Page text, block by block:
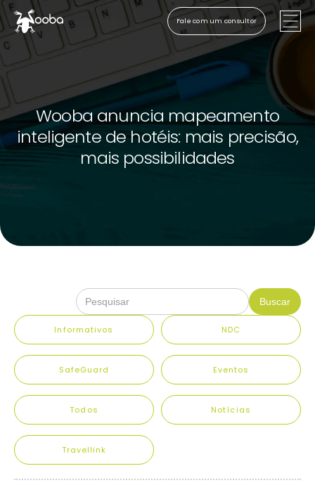
Fale com um consultor
Wooba anuncia mapeamento
inteligente de hotéis: mais precisão,
mais possibilidades
NDC
SafeGuard
Informativos
Eventos
Todos Notícias
Travellink